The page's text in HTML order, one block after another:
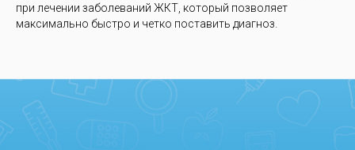
при лечении заболеваний ЖКТ, который позволяет
максимально быстро и четко поставить диагноз.